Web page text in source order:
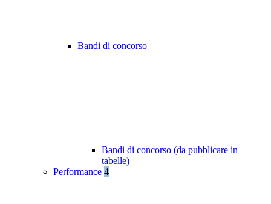
Bandi di concorso
Bandi di concorso (da pubblicare in
tabelle)
Performance 4